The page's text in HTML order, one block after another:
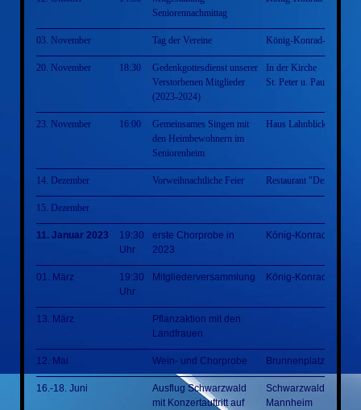
Seniorennachmittag
03. November Tag der Vereine König-Konrad-Halle
20. November 18:30
Gedenkgottesdienst unserer
Verstorbenen Mitglieder
(2023-2024)
In der Kirche
St. Peter u. Paul Villmar
23. November 16:00
Gemeinsames Singen mit
den Heimbewohnern im
Seniorenheim
Haus Lahnblick
14. Dezember Vorweihnachtliche Feier Restaurant "Der
15. Dezember
11. Januar 2023
19:30
Uhr
erste Chorprobe in
2023
König-Konrad-Halle
01. März
19:30
Uhr
Mitgliederversammlung König-Konrad-Halle
13. März
Pflanzaktion mit den
Landfrauen
12. Mai Wein- und Chorprobe Brunnenplatz
16.-18. Juni
Ausflug Schwarzwald
mit Konzertauftritt auf
Schwarzwald
Mannheim